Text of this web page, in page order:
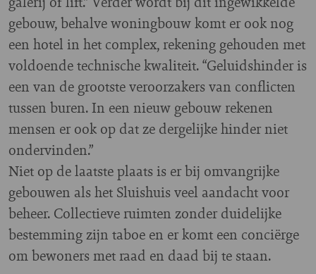
gebouw, behalve woningbouw komt er ook nog
een hotel in het complex, rekening gehouden met
voldoende technische kwaliteit. “Geluidshinder is
een van de grootste veroorzakers van conflicten
tussen buren. In een nieuw gebouw rekenen
mensen er ook op dat ze dergelijke hinder niet
ondervinden.”
Niet op de laatste plaats is er bij omvangrijke
gebouwen als het Sluishuis veel aandacht voor
beheer. Collectieve ruimten zonder duidelijke
bestemming zijn taboe en er komt een conciërge
om bewoners met raad en daad bij te staan.